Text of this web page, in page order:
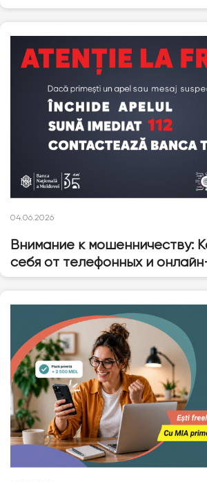
QR-КОД ОПЛАТА
04.06.2026
Внимание к мошенничеству:
себя от телефонных и